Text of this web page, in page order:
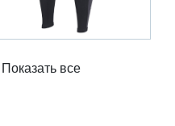
Показать все